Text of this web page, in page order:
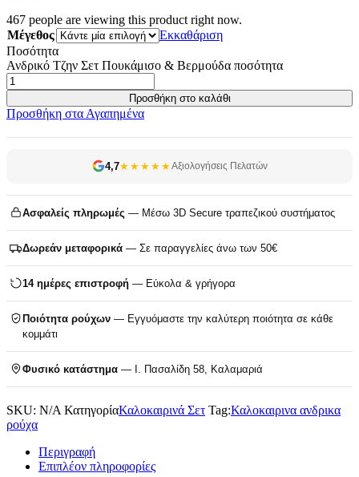
467 people are viewing this product right now.
Μέγεθος
Εκκαθάριση
Ποσότητα
Ανδρικό Τζην Σετ Πουκάμισο & Βερμούδα ποσότητα
Προσθήκη στο καλάθι
Προσθήκη στα Αγαπημένα
4,7★★★★★Αξιολογήσεις Πελατών
Ασφαλείς πληρωμές — Μέσω 3D Secure τραπεζικού συστήματος
Δωρεάν μεταφορικά — Σε παραγγελίες άνω των 50€
14 ημέρες επιστροφή — Εύκολα & γρήγορα
Ποιότητα ρούχων — Εγγυόμαστε την καλύτερη ποιότητα σε κάθε
κομμάτι
Φυσικό κατάστημα — Ι. Πασαλίδη 58, Καλαμαριά
SKU: N/A ΚατηγορίαΚαλοκαιρινά Σετ Tag:Καλοκαιρινα ανδρικα
ρούχα
Περιγραφή
Επιπλέον πληροφορίες